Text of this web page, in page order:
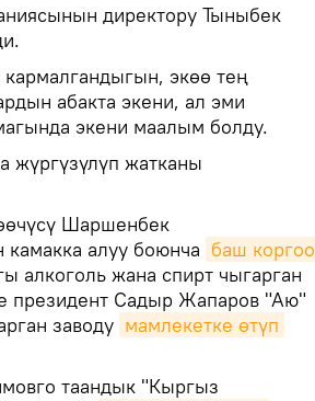
директору Тыныбек
экөө тең
абакта экени, ал эми
экени маалым болду.
жүргүзүлүп жатканы
Шаршенбек
алуу боюнча баш коргоо
алкоголь жана спирт чыгарган
президент Садыр Жапаров "Аю"
заводу мамлекетке өтүп
таандык "Кыргыз